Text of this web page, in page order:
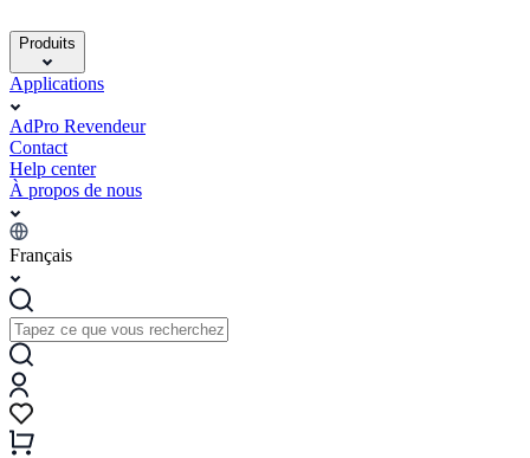
Produits
Applications
AdPro Revendeur
Contact
Help center
À propos de nous
Français